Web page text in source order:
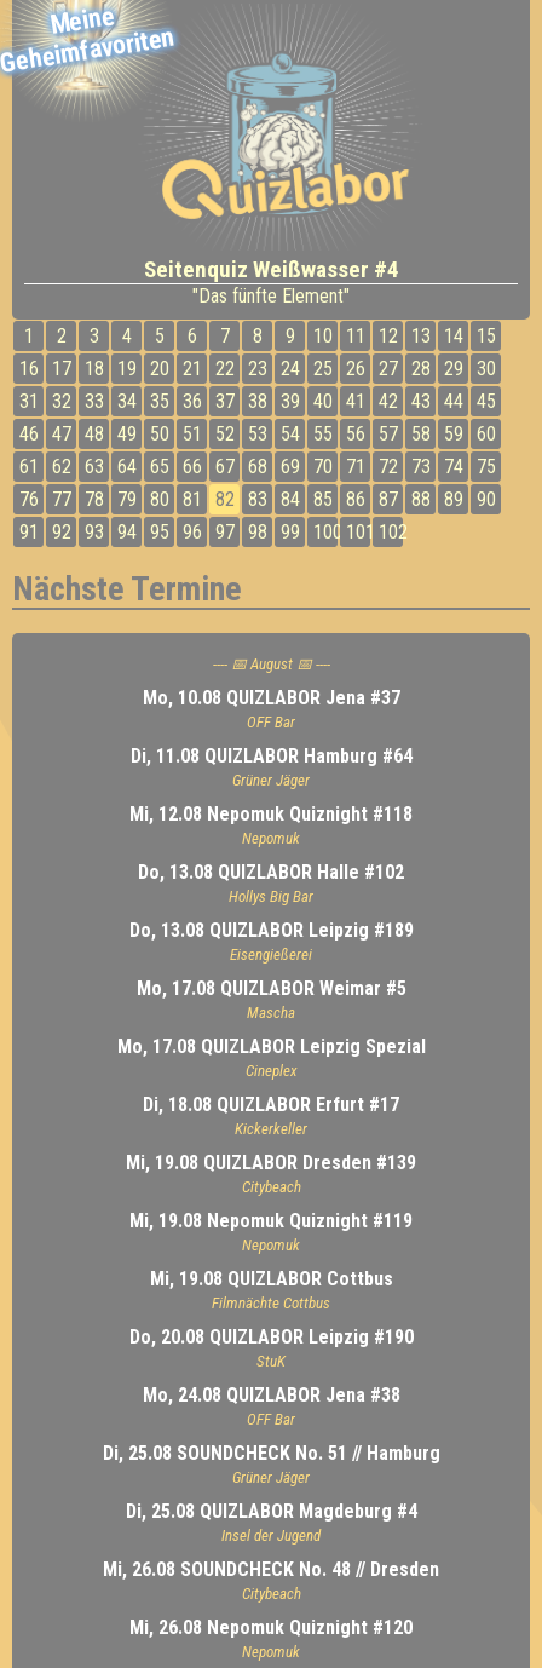
Meine
Gehei
Seitenquiz Weißwasser #4
"Das fünfte Element"
1
2 3 4 5 6 7 8 9 10 11 12 13 14
15
16
17 18 19 20 21 22 23 24 25 26 27 28 29
30
31
32 33 34 35 36 37 38 39 40 41 42 43 44 45
46
47 48 49 50 51 52 53 54 55 56 57 58 59
60
61
62 63 64 65 66 67 68 69 70 71 72 73 74
75
76
77 78 79 80 81 82 83 84 85 86 87 88 89
90
91
92 93 94 95 96 97 98 99 100 101 102
Nächste Termine
---- 📅 August 📅 ----
Mo, 10.08 QUIZLABOR Jena #37
OFF Bar
Di, 11.08 QUIZLABOR Hamburg #64
Grüner Jäger
Mi, 12.08 Nepomuk Quiznight #118
Nepomuk
Do, 13.08 QUIZLABOR Halle #102
Hollys Big Bar
Do, 13.08 QUIZLABOR Leipzig #189
Eisengießerei
Mo, 17.08 QUIZLABOR Weimar #5
Mascha
Mo, 17.08 QUIZLABOR Leipzig Spezial
Cineplex
Di, 18.08 QUIZLABOR Erfurt #17
Kickerkeller
Mi, 19.08 QUIZLABOR Dresden #139
Citybeach
Mi, 19.08 Nepomuk Quiznight #119
Nepomuk
Mi, 19.08 QUIZLABOR Cottbus
Filmnächte Cottbus
Do, 20.08 QUIZLABOR Leipzig #190
StuK
Mo, 24.08 QUIZLABOR Jena #38
OFF Bar
Di, 25.08 SOUNDCHECK No. 51 // Hamburg
Grüner Jäger
Di, 25.08 QUIZLABOR Magdeburg #4
Insel der Jugend
Mi, 26.08 SOUNDCHECK No. 48 // Dresden
Citybeach
Mi, 26.08 Nepomuk Quiznight #120
Nepomuk